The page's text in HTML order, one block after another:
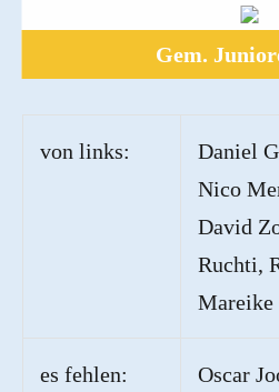
Gem.
von links:
Daniel
Nico
David
Ruchti,
Mareike
es fehlen:
Oscar